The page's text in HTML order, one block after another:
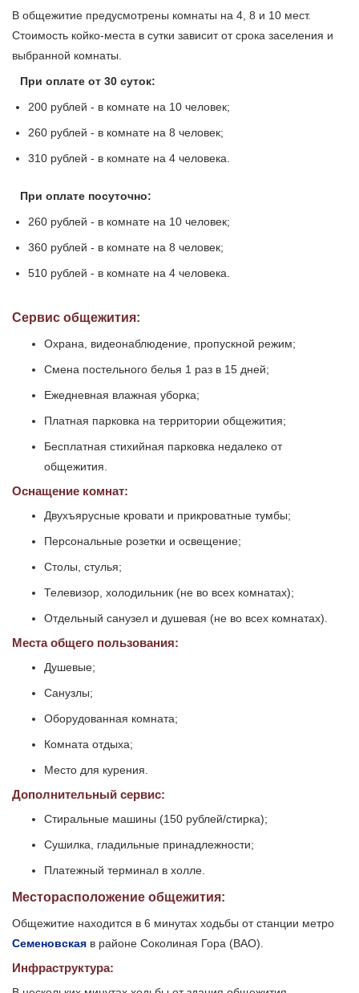
В общежитие предусмотрены комнаты на 4, 8 и 10 мест.
Стоимость койко-места в сутки зависит от срока заселения и
выбранной комнаты.
При оплате от 30 суток:
200 рублей - в комнате на 10 человек;
260 рублей - в комнате на 8 человек;
310 рублей - в комнате на 4 человека.
При оплате посуточно:
260 рублей - в комнате на 10 человек;
360 рублей - в комнате на 8 человек;
510 рублей - в комнате на 4 человека.
Сервис общежития:
Охрана, видеонаблюдение, пропускной режим;
Смена постельного белья 1 раз в 15 дней;
Ежедневная влажная уборка;
Платная парковка на территории общежития;
Бесплатная стихийная парковка недалеко от
общежития.
Оснащение комнат:
Двухъярусные кровати и прикроватные тумбы;
Персональные розетки и освещение;
Столы, стулья;
Телевизор, холодильник (не во всех комнатах);
Отдельный санузел и душевая (не во всех комнатах).
Места общего пользования:
Душевые;
Санузлы;
Оборудованная комната;
Комната отдыха;
Место для курения.
Дополнительный сервис:
Стиральные машины (150 рублей/стирка);
Сушилка, гладильные принадлежности;
Платежный терминал в холле.
Месторасположение общежития:
Общежитие находится в 6 минутах ходьбы от станции метро
Семеновская в районе Соколиная Гора (ВАО).
Инфраструктура: